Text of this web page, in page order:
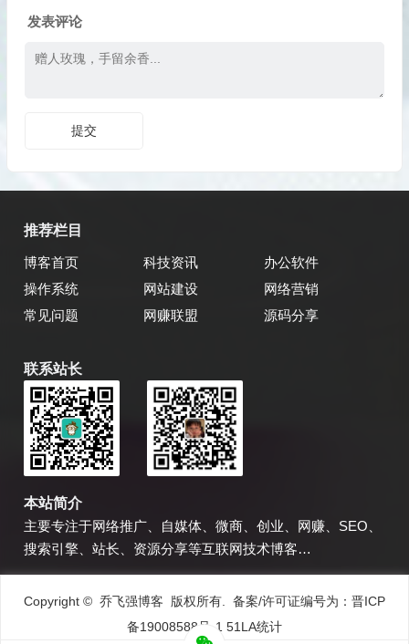
发表评论
推荐栏目
博客首页 科技资讯
办公软件
操作系统
网站建设
网络营销
常见问题
网赚联盟 源码分享
联系站长
本站简介
主要专注于网络推广、自媒体、微商、创业、网赚、SEO、
搜索引擎、站长、资源分享等互联网技术博客…
Copyright © 乔飞强博客 版权所有. 备案/许可证编号为： 晋ICP
备19008588号-1 51LA统计